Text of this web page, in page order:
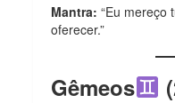
Mantra: “Eu mereço
oferecer.”
Gêmeos